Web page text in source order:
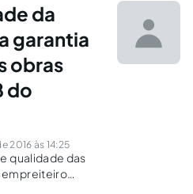
da
garantia
obras
do
2016 às 14:25
qualidade das
empreiteiro